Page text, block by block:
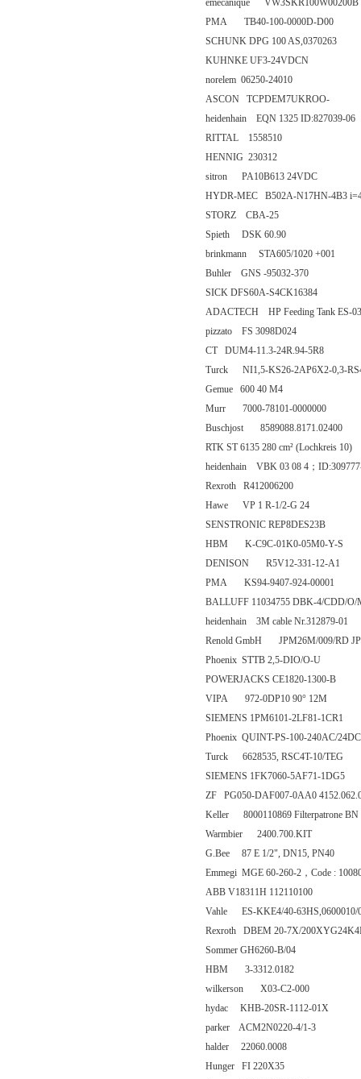
emecanique VW3SKR100W00200B
PMA TB40-100-0000D-D00
SCHUNK DPG 100 AS,0370263
KUHNKE UF3-24VDCN
norelem 06250-24010
ASCON TCPDEM7UKROO-
heidenhain EQN 1325 ID:827039-06
RITTAL 1558510
HENNIG 230312
sitron PA10B613 24VDC
HYDR-MEC B502A-N17HN-4B3
STORZ CBA-25
Spieth DSK 60.90
brinkmann STA605/1020 +001
Buhler GNS -95032-370
SICK DFS60A-S4CK16384
ADACTECH HP Feeding Tank ES-
pizzato FS 3098D024
CT DUM4-11.3-24R.94-5R8
Turck NI1,5-KS26-2AP6X2-0,3-
Gemue 600 40 M4
Murr 7000-78101-0000000
Buschjost 8589088.8171.02400
RTK ST 6135 280 cm² (Lochkreis 10)
heidenhain VBK 03 08 4；
Rexroth R412006200
Hawe VP 1 R-1/2-G 24
SENSTRONIC REP8DES23B
HBM K-C9C-01K0-05M0-Y-S
DENISON R5V12-331-12-A1
PMA KS94-9407-924-00001
BALLUFF 11034755 DBK-4/CDD/O/
heidenhain 3M cable Nr.312879-01
Renold GmbH JPM26M/009/RD
Phoenix STTB 2,5-DIO/O-U
POWERJACKS CE1820-1300-B
VIPA 972-0DP10 90° 12M
SIEMENS 1PM6101-2LF81-1CR1
Phoenix QUINT-PS-100-240AC/
Turck 6628535, RSC4T-10/TEG
SIEMENS 1FK7060-5AF71-1DG5
ZF PG050-DAF007-0AA0
Keller 8000110869 Filterpatrone BN
Warmbier 2400.700.KIT
G.Bee 87 E 1/2", DN15, PN40
Emmegi MGE 60-260-2，Code :
ABB V18311H 112110100
Vahle ES-KKE4/40-63HS,0600010/
Rexroth DBEM 20-7X/
Sommer GH6260-B/04
HBM 3-3312.0182
wilkerson X03-C2-000
hydac KHB-20SR-1112-01X
parker ACM2N0220-4/1-3
halder 22060.0008
Hunger FI 220X35